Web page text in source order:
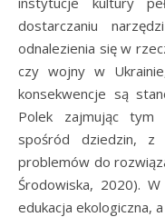
dostarczaniu
odnalezienia się w
czy wojny w
konsekwencje są
Polek zajmując tym
spośród dziedzin,
problemów do
Środowiska, 2020).
edukacja ekologiczna,